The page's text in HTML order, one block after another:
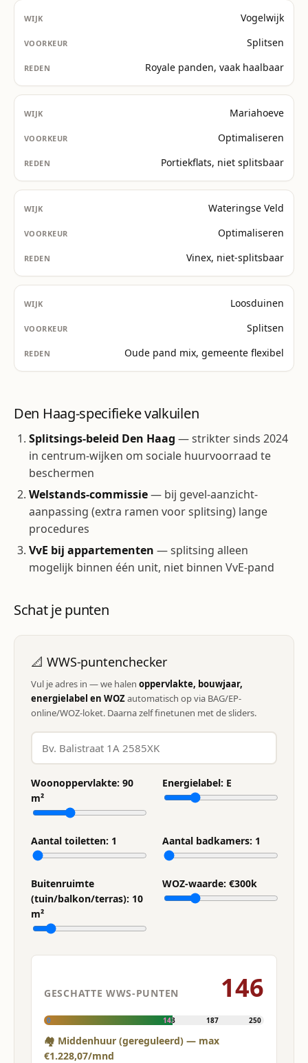
Vogelwijk
Splitsen
Royale panden, vaak haalbaar
Mariahoeve
Optimaliseren
Portiekflats, niet splitsbaar
Wateringse Veld
Optimaliseren
Vinex, niet-splitsbaar
Loosduinen
Splitsen
Oude pand mix, gemeente flexibel
Den Haag-specifieke valkuilen
Splitsings-beleid Den Haag — strikter sinds 2024
in centrum-wijken om sociale huurvoorraad te
beschermen
Welstands-commissie— bij gevel-aanzicht-
aanpassing (extra ramen voor splitsing) lange
procedures
VvE bij appartementen — splitsing alleen
mogelijk binnen één unit, niet binnen VvE-pand
Schat je punten
📐 WWS-puntenchecker
Vul je adres in — we halen oppervlakte, bouwjaar,
energielabel en WOZautomatisch op via BAG/EP-
online/WOZ-loket. Daarna zelf finetunen met de sliders.
Woonoppervlakte: 90
m²
Energielabel: E
Aantal toiletten: 1 Aantal badkamers: 1
Buitenruimte
(tuin/balkon/terras): 10
m²
WOZ-waarde: €300k
GESCHATTE WWS-PUNTEN 146
0 143 187 250
🏘 Middenhuur (gereguleerd) — max
€1.228,07/mnd